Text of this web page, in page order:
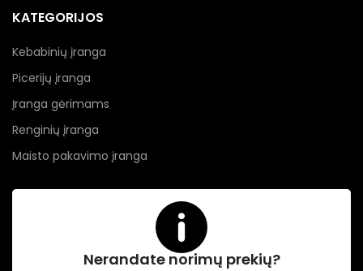
KATEGORIJOS
Kebabinių įranga
Picerijų įranga
Įranga gėrimams
Renginių įranga
Maisto pakavimo įranga
Nerandate norimų prekių?